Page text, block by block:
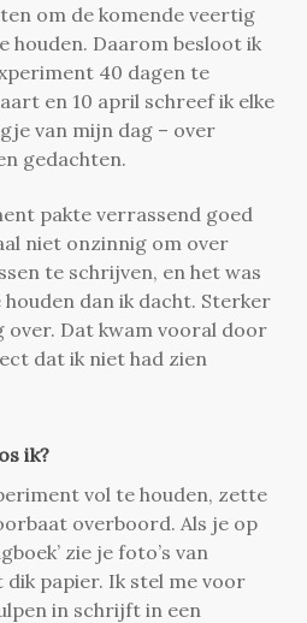
om de komende veertig
houden. Daarom besloot ik
40 dagen te
en 10 april schreef ik elke
van mijn dag – over
gedachten.
pakte verrassend goed
niet onzinnig om over
te schrijven, en het was
dan ik dacht. Sterker
over. Dat kwam vooral door
dat ik niet had zien
ik?
vol te houden, zette
overboord. Als je op
zie je foto’s van
papier. Ik stel me voor
in schrijft in een